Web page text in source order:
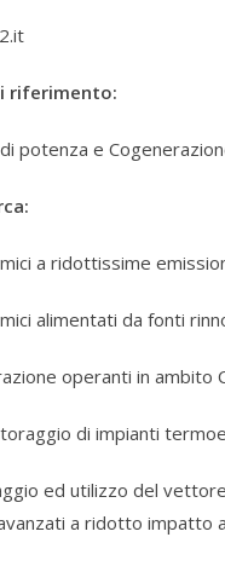
riferimento:
potenza e
a ridottissime
alimentati da fonti
operanti in ambito
di impianti
ed utilizzo del
a ridotto impatto